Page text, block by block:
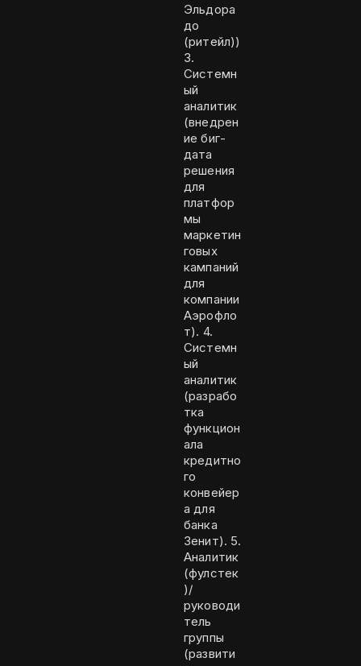
Эльдора
до
(ритейл))
3.
Системн
ый
аналитик
(внедрен
ие биг-
дата
решения
для
платфор
мы
маркетин
говых
кампаний
для
компании
Аэрофло
т). 4.
Системн
ый
аналитик
(разрабо
тка
функцион
ала
кредитно
го
конвейер
а для
банка
Зенит). 5.
Аналитик
(фулстек
)/
руководи
тель
группы
(развити